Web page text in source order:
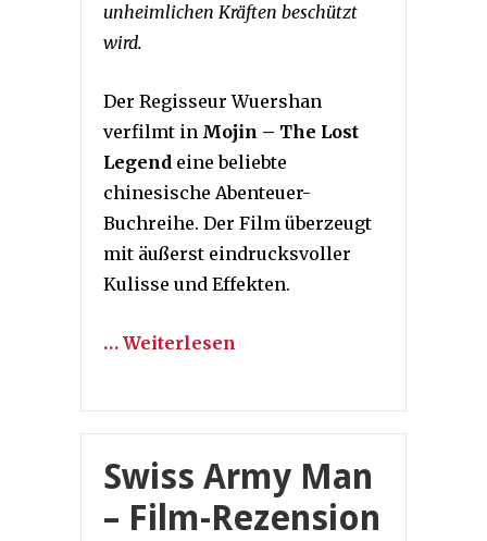
unheimlichen Kräften beschützt
wird.
Der Regisseur Wuershan
verfilmt in Mojin – The Lost
Legend eine beliebte
chinesische Abenteuer-
Buchreihe. Der Film überzeugt
mit äußerst eindrucksvoller
Kulisse und Effekten.
… Weiterlesen
Swiss Army Man
– Film-Rezension